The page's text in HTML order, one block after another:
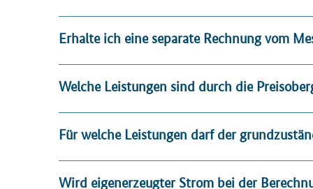
Erhalte ich eine separate Rechnung vom
Welche Leistungen sind durch die
Für welche Leistungen darf der
Wird eigenerzeugter Strom bei der